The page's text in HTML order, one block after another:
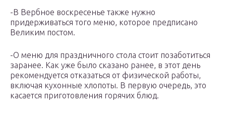
-В Вербное воскресенье также нужно
придерживаться того меню, которое предписано
Великим постом.
-О меню для праздничного стола стоит позаботиться
заранее. Как уже было сказано ранее, в этот день
рекомендуется отказаться от физической работы,
включая кухонные хлопоты. В первую очередь, это
касается приготовления горячих блюд.